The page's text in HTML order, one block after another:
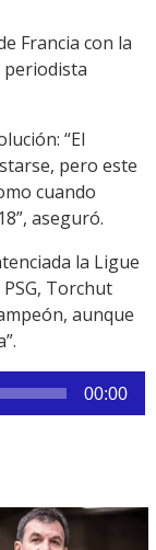
Francia con la
periodista
“El
pero este
cuando
aseguró.
la Ligue
Torchut
aunque
00:00